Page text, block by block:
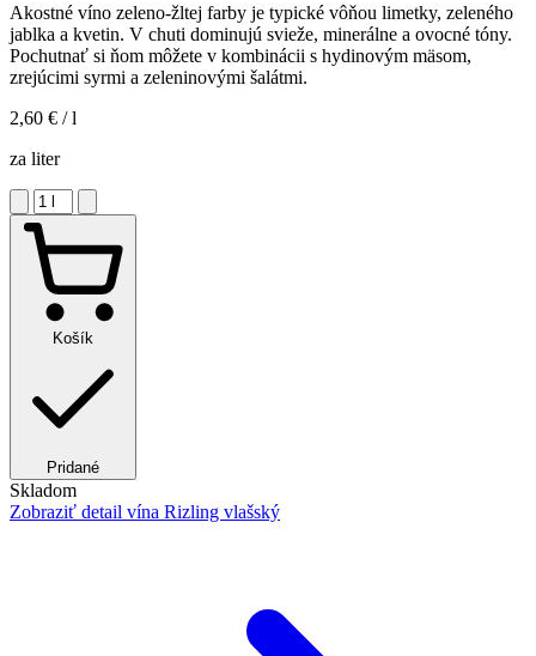
Akostné víno zeleno-žltej farby je typické vôňou limetky, zeleného
jablka a kvetin. V chuti dominujú svieže, minerálne a ovocné tóny.
Pochutnať si ňom môžete v kombinácii s hydinovým mäsom,
zrejúcimi syrmi a zeleninovými šalátmi.
2,60 € / l
za liter
Košík
Pridané
Skladom
Zobraziť detail vína Rizling vlašský